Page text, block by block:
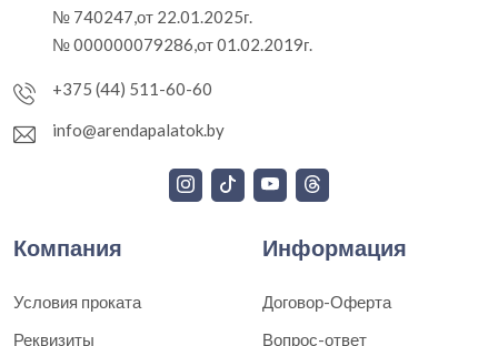
№ 740247,от 22.01.2025г.
№ 000000079286,от 01.02.2019г.
+375 (44) 511-60-60
info@arendapalatok.by
Компания
Условия проката
Реквизиты
Информация
Договор-Оферта
Вопрос-ответ